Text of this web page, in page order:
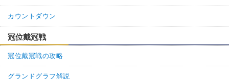
カウントダウン
冠位戴冠戦
冠位戴冠戦の攻略
グランドグラフ解説